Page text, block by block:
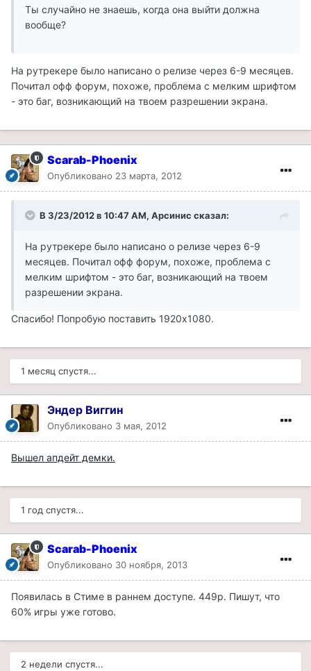
Ты случайно не знаешь, когда она выйти должна
вообще?
На рутрекере было написано о релизе через 6-9 месяцев.
Почитал офф форум, похоже, проблема с мелким шрифтом
- это баг, возникающий на твоем разрешении экрана.
Scarab-Phoenix
Опубликовано 23 марта, 2012
В 3/23/2012 в 10:47 AM, Арсинис сказал:
На рутрекере было написано о релизе через 6-9
месяцев. Почитал офф форум, похоже, проблема с
мелким шрифтом - это баг, возникающий на твоем
разрешении экрана.
Спасибо! Попробую поставить 1920х1080.
1 месяц спустя...
Эндер Виггин
Опубликовано 3 мая, 2012
Вышел апдейт демки.
1 год спустя...
Scarab-Phoenix
Опубликовано 30 ноября, 2013
Появилась в Стиме в раннем доступе. 449р. Пишут, что
60% игры уже готово.
2 недели спустя...